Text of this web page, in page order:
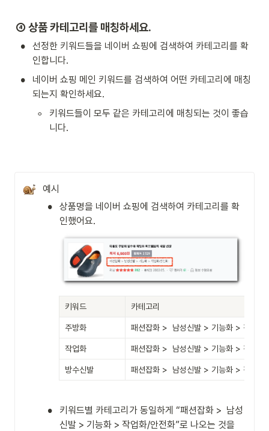
④ 상품 카테고리를 매칭하세요.
•
선정한 키워드들을 네이버 쇼핑에 검색하여 카테고리를 확
인합니다.
•
네이버 쇼핑 메인 키워드를 검색하여 어떤 카테고리에 매칭
되는지 확인하세요.
◦
키워드들이 모두 같은 카테고리에 매칭되는 것이 좋습
니다.
예시
•
상품명을 네이버 쇼핑에 검색하여 카테고리를 확
인했어요.
키워드 카테고리
주방화 패션잡화 >  남성신발 > 기능화 > 작업화/
작업화 패션잡화 >  남성신발 > 기능화 > 작업화/
방수신발 패션잡화 >  남성신발 > 기능화 > 작업화/
•
키워드별 카테고리가 동일하게 “패션잡화 >  남성
신발 > 기능화 > 작업화/안전화”로 나오는 것을